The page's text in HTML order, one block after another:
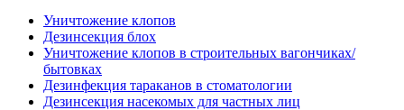
Уничтожение клопов
Дезинсекция блох
Уничтожение клопов в строительных вагончиках/
бытовках
Дезинфекция тараканов в стоматологии
Дезинсекция насекомых для частных лиц